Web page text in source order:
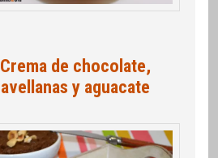
Crema de chocolate,
avellanas y aguacate